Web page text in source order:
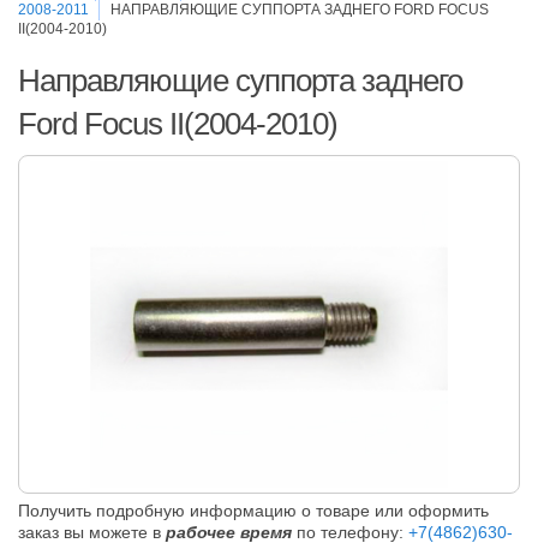
2008-2011
НАПРАВЛЯЮЩИЕ СУППОРТА ЗАДНЕГО FORD FOCUS
II(2004-2010)
Направляющие суппорта заднего
Ford Focus II(2004-2010)
Получить подробную информацию о товаре или оформить
заказ вы можете в рабочее время по телефону: +7(4862)630-